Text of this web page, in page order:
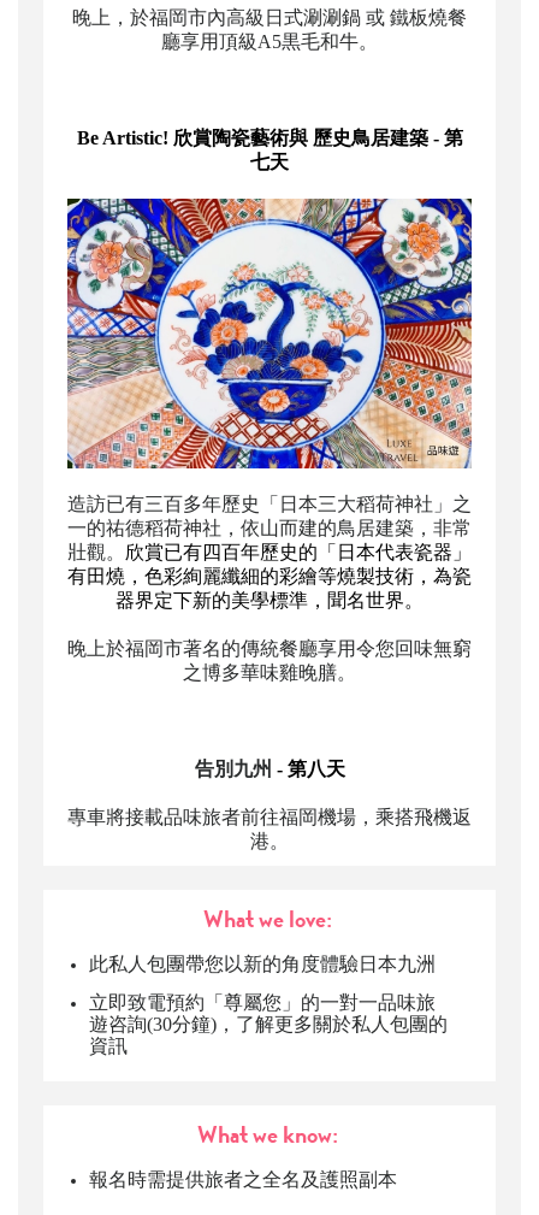
晚上，於福岡市內高級日式涮涮鍋 或 鐵板燒餐
廳享用頂級A5黒毛和牛。
Be Artistic! 欣賞陶瓷藝術與 歷史鳥居建築 - 第
七天
造訪已有三百多年歷史「日本三大稻荷神社」之
一的祐德稻荷神社，依山而建的鳥居建築，非常
壯觀。 欣賞已有四百年歷史的「日本代表瓷器」
有田燒，色彩絢麗纖細的彩繪等燒製技術，為瓷
器界定下新的美學標準，聞名世界。
晚上於福岡市著名的傳統餐廳享用令您回味無窮
之博多華味雞晚膳。
告別九州 - 第八天
專車將接載品味旅者前往福岡機場，乘搭飛機返
港。
What we love:
此私人包團帶您以新的角度體驗日本九洲
立即致電預約「尊屬您」的一對一品味旅
遊咨詢(30分鐘)，了解更多關於私人包團的
資訊
What we know:
報名時需提供旅者之全名及護照副本